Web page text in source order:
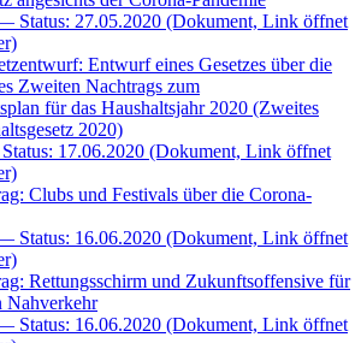
Status: 27.05.2020 (Dokument, Link öffnet
Entwurf eines Gesetzes über die
Zweiten Nachtrags zum
für das Haushaltsjahr 2020 (Zweites
2020)
17.06.2020 (Dokument, Link öffnet
Clubs und Festivals über die Corona-
Status: 16.06.2020 (Dokument, Link öffnet
Rettungsschirm und Zukunftsoffensive für
Nahverkehr
Status: 16.06.2020 (Dokument, Link öffnet